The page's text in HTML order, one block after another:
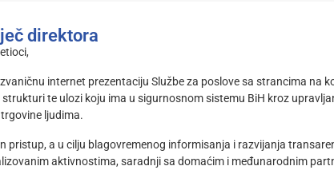
direktora
internet prezentaciju Službe za poslove sa strancima
te ulozi koju ima u sigurnosnom sistemu BiH kroz
ljudima.
pristup, a u cilju blagovremenog informisanja i razvijanja
aktivnostima, saradnji sa domaćim i međunarodnim